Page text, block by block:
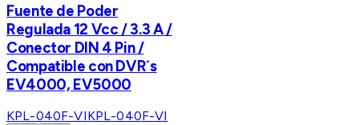
Fuente de Poder
Regulada 12 Vcc / 3.3 A /
Conector DIN 4 Pin /
Compatible con DVR´s
EV4000, EV5000
KPL-040F-VIKPL-040F-VI